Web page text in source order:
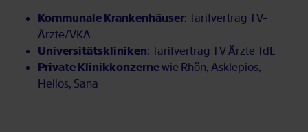
Kommunale Krankenhäuser: Ta­rif­ver­trag TV-
Ärz­te/VKA
Universitätskliniken: Ta­rif­ver­trag TV Ärz­te TdL
Private Klinikkonzernewie Rhön, As­kle­pi­os,
He­li­os, Sana